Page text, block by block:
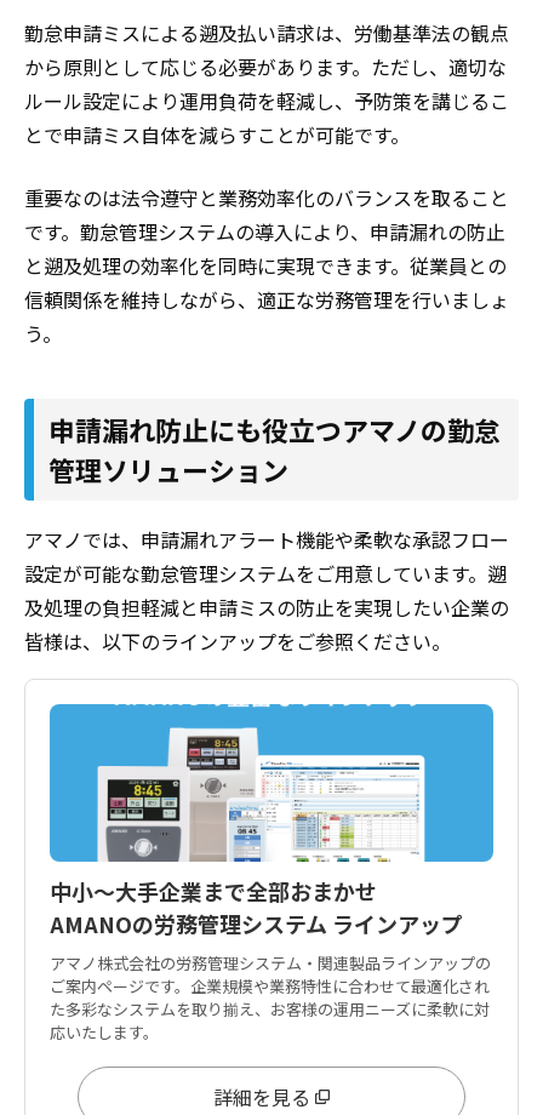
勤怠申請ミスによる遡及払い請求は、労働基準法の観点
から原則として応じる必要があります。ただし、適切な
ルール設定により運用負荷を軽減し、予防策を講じるこ
とで申請ミス自体を減らすことが可能です。
重要なのは法令遵守と業務効率化のバランスを取ること
です。勤怠管理システムの導入により、申請漏れの防止
と遡及処理の効率化を同時に実現できます。従業員との
信頼関係を維持しながら、適正な労務管理を行いましょ
う。
申請漏れ防止にも役立つアマノの勤怠
管理ソリューション
アマノでは、申請漏れアラート機能や柔軟な承認フロー
設定が可能な勤怠管理システムをご用意しています。遡
及処理の負担軽減と申請ミスの防止を実現したい企業の
皆様は、以下のラインアップをご参照ください。
中小〜大手企業まで全部おまかせ
AMANOの労務管理システム ラインアップ
アマノ株式会社の労務管理システム・関連製品ラインアップの
ご案内ページです。企業規模や業務特性に合わせて最適化され
た多彩なシステムを取り揃え、お客様の運用ニーズに柔軟に対
応いたします。
詳細を見る